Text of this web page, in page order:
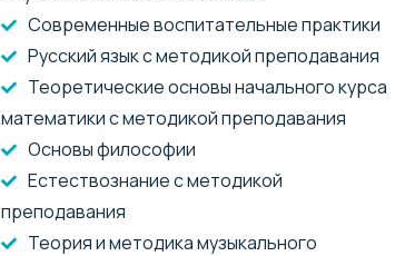
Современные воспитательные практики
Русский язык с методикой преподавания
Теоретические основы начального курса
математики с методикой преподавания
Основы философии
Естествознание с методикой
преподавания
Теория и методика музыкального